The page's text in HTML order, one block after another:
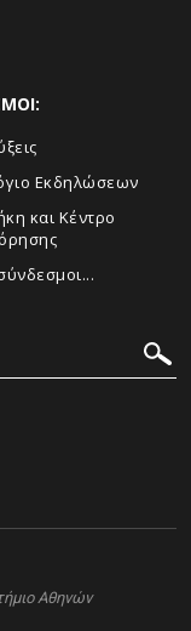
Εκδηλώσεων
και Κέντρο
Αθηνών